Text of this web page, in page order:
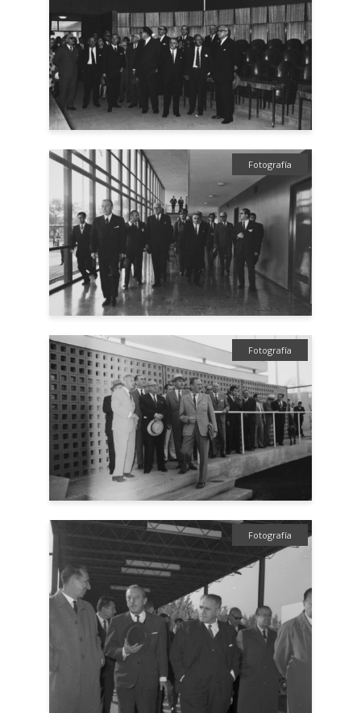
Fotografía
Fotografía
Fotografía